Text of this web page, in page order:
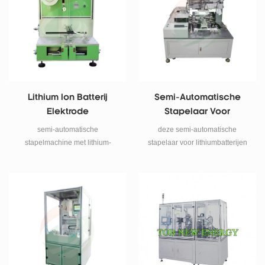
separator voor zakcel.
Lithium Ion Batterij
Elektrode
Stapelmachine
semi-automatische
stapelmachine met lithium-
Semi-Automatische
Stapelaar Voor
Lithiumbatterijen
deze semi-automatische
stapelaar voor lithiumbatterijen